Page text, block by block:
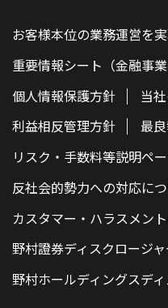
お客様本位の業務運営を
重要情報シート（金融事業
個人情報保護方針
当
利益相反管理方針
最
リスク・手数料等説明ペ
反社会的勢力への対応に
カスタマー・ハラスメン
野村證券ディスクロージ
野村ホールディングスデ